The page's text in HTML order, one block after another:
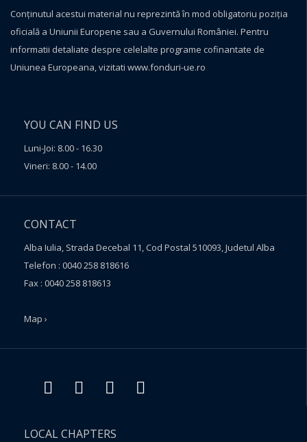
Conţinutul acestui material nu reprezintă în mod obligatoriu poziţia
oficială a Uniunii Europene sau a Guvernului României. Pentru
informatii detaliate despre celelalte programe cofinantate de
Uniunea Europeana, vizitati www.fonduri-ue.ro
YOU CAN FIND US
Luni-Joi: 8.00 - 16.30
Vineri: 8.00 - 14.00
CONTACT
Alba Iulia, Strada Decebal 11, Cod Postal 510093, Judetul Alba
Telefon : 0040 258 818616
Fax : 0040 258 818613
Map ›
LOCAL CHAPTERS